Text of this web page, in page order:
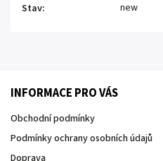
Stav: new
INFORMACE PRO VÁS
Obchodní podmínky
Podmínky ochrany osobních údajů
Doprava